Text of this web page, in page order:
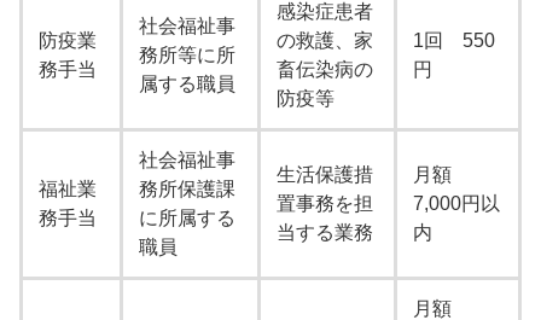
防疫業
務手当
社会福祉事
務所等に所
属する職員
感染症患者
の救護、家
畜伝染病の
防疫等
1回 550
円
福祉業
務手当
社会福祉事
務所保護課
に所属する
職員
生活保護措
置事務を担
当する業務
月額
7,000円以
内
月額